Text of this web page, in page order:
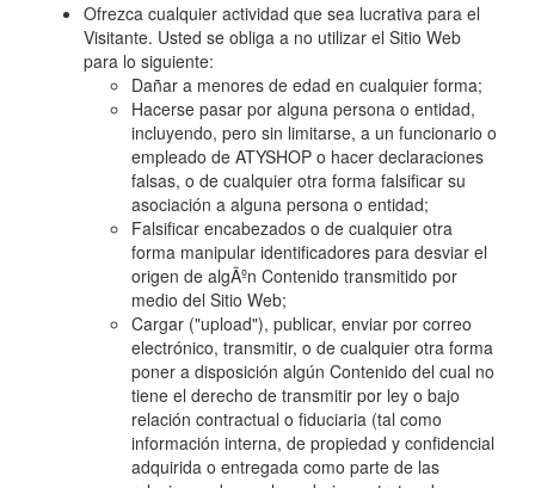
Ofrezca cualquier actividad que sea lucrativa para el
Visitante. Usted se obliga a no utilizar el Sitio Web
para lo siguiente:
Dañar a menores de edad en cualquier forma;
Hacerse pasar por alguna persona o entidad,
incluyendo, pero sin limitarse, a un funcionario o
empleado de ATYSHOP o hacer declaraciones
falsas, o de cualquier otra forma falsificar su
asociación a alguna persona o entidad;
Falsificar encabezados o de cualquier otra
forma manipular identificadores para desviar el
origen de algÃºn Contenido transmitido por
medio del Sitio Web;
Cargar ("upload"), publicar, enviar por correo
electrónico, transmitir, o de cualquier otra forma
poner a disposición algún Contenido del cual no
tiene el derecho de transmitir por ley o bajo
relación contractual o fiduciaria (tal como
información interna, de propiedad y confidencial
adquirida o entregada como parte de las